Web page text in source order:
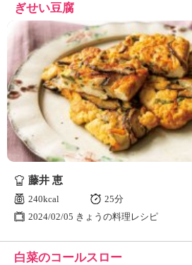
H
K
エ
デ
ュ
ケ
ー
シ
ョ
ナ
ん
の
ぎせい豆腐
藤井 恵
240kcal
25分
2024/02/05 きょうの料理レシピ
白菜のコールスロー